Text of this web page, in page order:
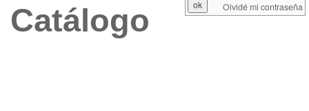
Catálogo Olvidé mi contraseña